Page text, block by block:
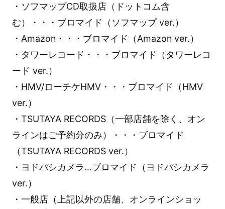
・ソフマップCD取扱店（ドットコム含
む）・・・ブロマイド（ソフマップ ver.）
・Amazon・・・ブロマイド（Amazon ver.）
・タワーレコード・・・ブロマイド（タワーレコ
ード ver.）
・HMV/ローチケHMV・・・ブロマイド（HMV
ver.）
・TSUTAYA RECORDS（一部店舗を除く、オン
ラインはご予約分のみ）・・・ブロマイド
（TSUTAYA RECORDS ver.）
・ヨドバシカメラ…ブロマイド（ヨドバシカメラ
ver.）
・一般店（上記以外の店舗、オンラインショッ